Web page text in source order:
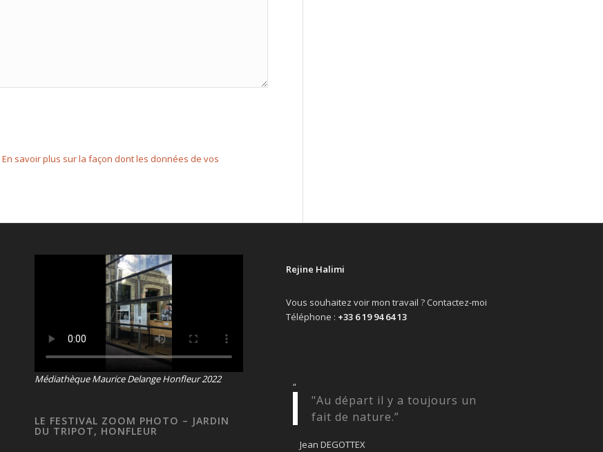
En savoir plus sur la façon dont les données de vos
Médiathèque Maurice Delange Honfleur 2022
LE FESTIVAL ZOOM PHOTO – JARDIN
DU TRIPOT, HONFLEUR
Rejine Halimi
Vous souhaitez voir mon travail ? Contactez-moi
Téléphone : +33 6 19 94 64 13
“
"Au départ il y a toujours un
fait de nature.”
Jean DEGOTTEX